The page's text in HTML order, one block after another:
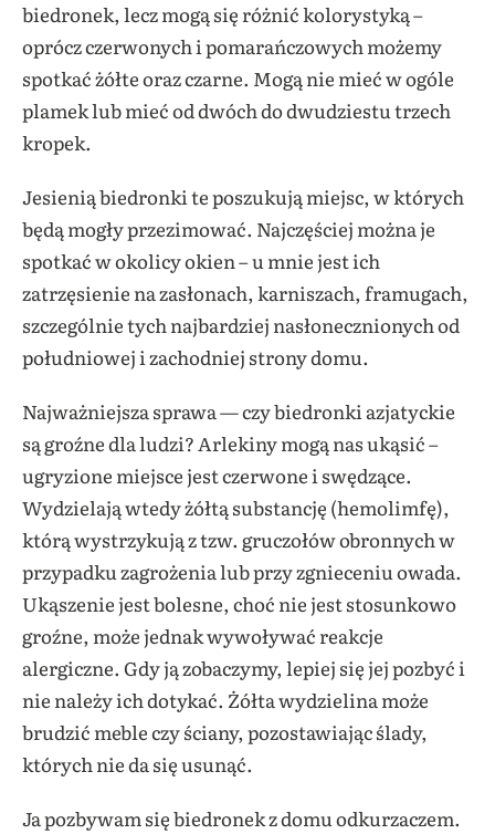
biedronek, lecz mogą się różnić kolorystyką –
oprócz czerwonych i pomarańczowych możemy
spotkać żółte oraz czarne. Mogą nie mieć w ogóle
plamek lub mieć od dwóch do dwudziestu trzech
kropek.
Jesienią biedronki te poszukują miejsc, w których
będą mogły przezimować. Najczęściej można je
spotkać w okolicy okien – u mnie jest ich
zatrzęsienie na zasłonach, karniszach, framugach,
szczególnie tych najbardziej nasłonecznionych od
południowej i zachodniej strony domu.
Najważniejsza sprawa — czy biedronki azjatyckie
są groźne dla ludzi? Arlekiny mogą nas ukąsić –
ugryzione miejsce jest czerwone i swędzące.
Wydzielają wtedy żółtą substancję (hemolimfę),
którą wystrzykują z tzw. gruczołów obronnych w
przypadku zagrożenia lub przy zgnieceniu owada.
Ukąszenie jest bolesne, choć nie jest stosunkowo
groźne, może jednak wywoływać reakcje
alergiczne. Gdy ją zobaczymy, lepiej się jej pozbyć i
nie należy ich dotykać. Żółta wydzielina może
brudzić meble czy ściany, pozostawiając ślady,
których nie da się usunąć.
Ja pozbywam się biedronek z domu odkurzaczem.